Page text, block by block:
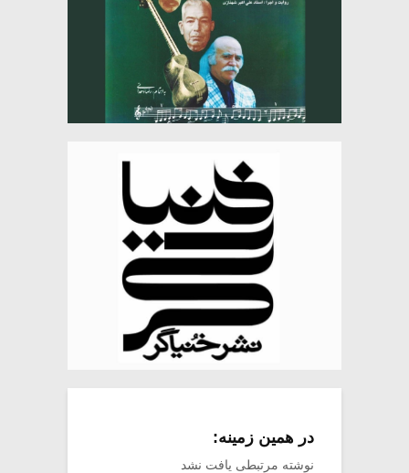
در همین زمینه:
نوشته مرتبطی یافت نشد